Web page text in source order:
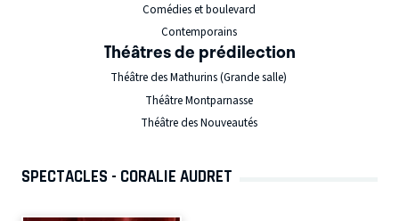
Comédies et boulevard
Contemporains
Théâtres de prédilection
Théâtre des Mathurins (Grande salle)
Théâtre Montparnasse
Théâtre des Nouveautés
SPECTACLES - CORALIE AUDRET